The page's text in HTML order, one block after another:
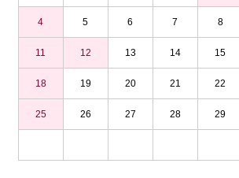
4 5 6 7 8
11 12 13 14 15
18 19 20 21 22
25 26 27 28 29